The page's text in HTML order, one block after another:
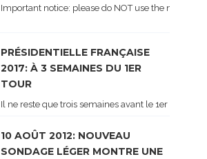
Important notice: please do NOT use the
PRÉSIDENTIELLE FRANÇAISE
2017: À 3 SEMAINES DU 1ER
TOUR
Il ne reste que trois semaines avant le 1er tour de
10 AOÛT 2012: NOUVEAU
SONDAGE LÉGER MONTRE UNE